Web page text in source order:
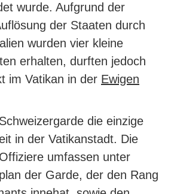
wurde. Aufgrund der
der Staaten durch
wurden vier kleine
erhalten, durften jedoch
im Vatikan in der Ewigen
die einzige
in der Vatikanstadt. Die
umfassen unter
der Garde, der den Rang